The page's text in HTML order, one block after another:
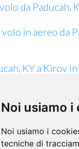
Noi usiamo i
Noi usiamo i
tecniche di
da Paducah,
in aereo da
KY a Kirov
DA PORTO
volo Porto